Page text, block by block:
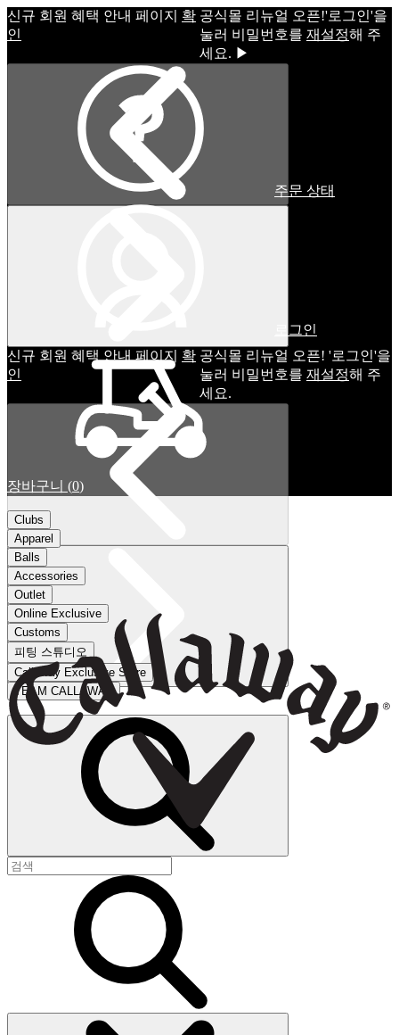
신규 회원 혜택 안내 페이지 확
인
공식몰 리뉴얼 오픈!ㅤ'로그인'을
눌러 비밀번호를 재설정해 주
세요. ▶
신규 회원 혜택 안내 페이지 확
인
공식몰 리뉴얼 오픈! '로그인'을
눌러 비밀번호를 재설정해 주
세요.
주문 상태
로그인
장바구니 (0)
Clubs
Apparel
Balls
Accessories
Outlet
Online Exclusive
Customs
피팅 스튜디오
Callaway Exclusive Store
TEAM CALLAWAY